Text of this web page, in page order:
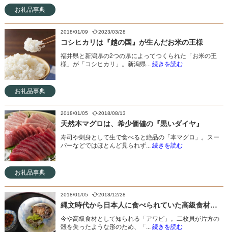
お礼品事典
2018/01/09 2023/03/28
コシヒカリは『越の国』が生んだお米の王様
福井県と新潟県の2つの県によってつくられた「お米の王
様」が「コシヒカリ」。新潟県... 続きを読む
お礼品事典
2018/01/05 2018/08/13
天然本マグロは、希少価値の『黒いダイヤ』
寿司や刺身として生で食べると絶品の「本マグロ」。スー
パーなどではほとんど見られず... 続きを読む
お礼品事典
2018/01/05 2018/12/28
縄文時代から日本人に食べられていた高級食材「アワビ」
今や高級食材として知られる「アワビ」。二枚貝が片方の
殻を失ったような形のため、「... 続きを読む